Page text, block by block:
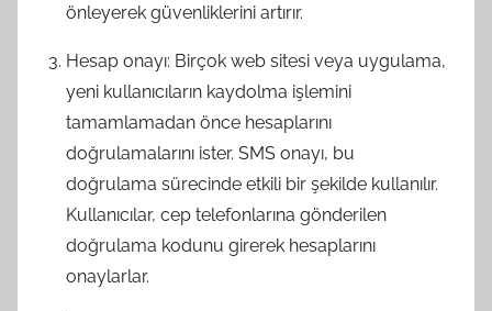
önleyerek güvenliklerini artırır.
Hesap onayı: Birçok web sitesi veya uygulama,
yeni kullanıcıların kaydolma işlemini
tamamlamadan önce hesaplarını
doğrulamalarını ister. SMS onayı, bu
doğrulama sürecinde etkili bir şekilde kullanılır.
Kullanıcılar, cep telefonlarına gönderilen
doğrulama kodunu girerek hesaplarını
onaylarlar.